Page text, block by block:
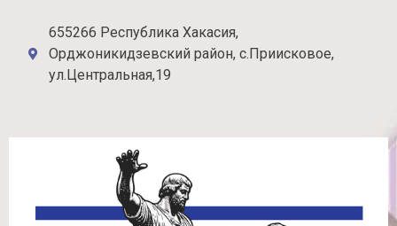
655266 Республика Хакасия,
Орджоникидзевский район, с.Приисковое,
ул.Центральная,19